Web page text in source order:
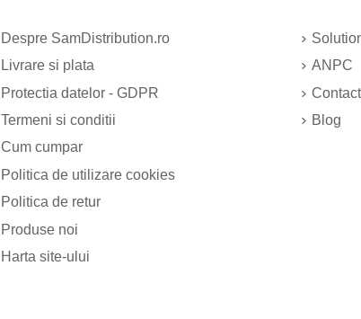
Despre SamDistribution.ro
Livrare si plata
Protectia datelor - GDPR
Termeni si conditii
Cum cumpar
Politica de utilizare cookies
Politica de retur
Produse noi
Harta site-ului
ANPC
Blog